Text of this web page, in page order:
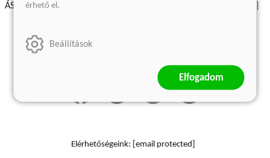
ÁSZF - Vásárlási feltételek
Szállítási információk
Elérhetőségeink: [email protected]
érhető el.
Beállítások
Elfogadom